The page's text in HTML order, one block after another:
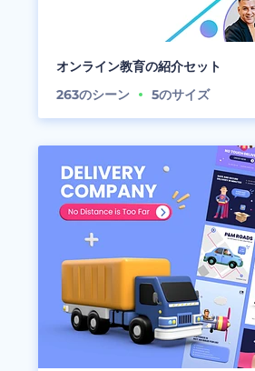
オンライン教育の紹介セット
263のシーン 5のサイズ